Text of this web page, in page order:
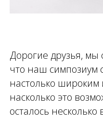
Дорогие друзья,
что наш симпозиум
настолько
насколько это
осталось